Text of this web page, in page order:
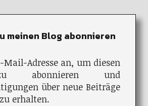
meinen Blog abonnieren
Mail-Adresse an, um diesen
abonnieren und
über neue Beiträge
erhalten.